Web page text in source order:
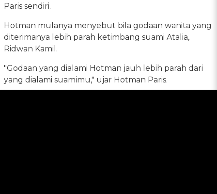
Paris sendiri.
Hotman mulanya menyebut bila godaan wanita yang
diterimanya lebih parah ketimbang suami Atalia,
Ridwan Kamil.
"Godaan yang dialami Hotman jauh lebih parah dari
yang dialami suamimu," ujar Hotman Paris.